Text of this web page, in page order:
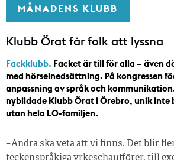
MÅNADENS KLUBB
Klubb Örat får folk att lyssna
Fackklubb. Facket är till för alla – även
med hörselnedsättning. På kongressen
anpassning av språk och
nybildade Klubb Örat i Örebro, unik inte
utan hela LO-familjen.
– Andra ska veta att vi finns. Det blir